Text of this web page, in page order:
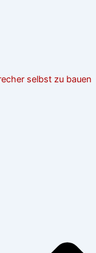
selbst zu bauen